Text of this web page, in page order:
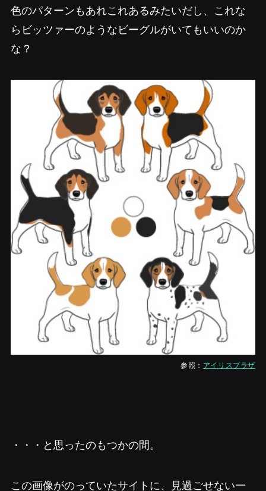
色のパターンもあれこれあるみたいだし、これな
らビッツァーのようなビーグルがいてもいいのか
な？
参照： アイリスプラザ
・・・と思ったのもつかの間。
この画像がのっていたサイトに、見過ごせない一